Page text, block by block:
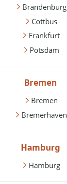
Brandenburg
Cottbus
Frankfurt
Potsdam
Bremen
Bremen
Bremerhaven
Hamburg
Hamburg